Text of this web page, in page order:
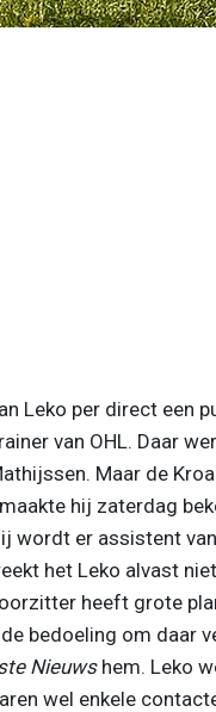
Leko per direct een
van OHL. Daar
Maar de
hij zaterdag
wordt er assistent
het Leko alvast
heeft grote
bedoeling om daar
Nieuwshem. Leko
wel enkele